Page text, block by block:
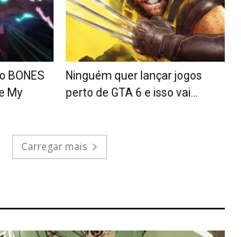
BONES
My
Ninguém quer lançar jogos
perto de GTA 6 e isso vai...
Carregar mais